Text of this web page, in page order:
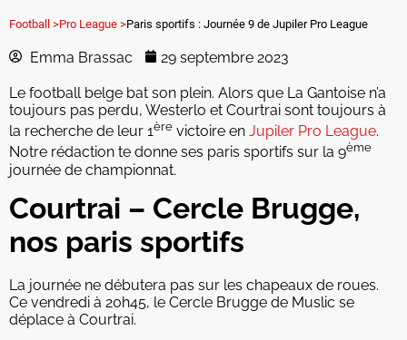
Football >Pro League >Paris sportifs : Journée 9 de Jupiler Pro League
Emma Brassac 29 septembre 2023
Le football belge bat son plein. Alors que La Gantoise n’a
toujours pas perdu, Westerlo et Courtrai sont toujours à
la recherche de leur 1ère victoire en Jupiler Pro League.
Notre rédaction te donne ses paris sportifs sur la 9ème
journée de championnat.
Courtrai – Cercle Brugge,
nos paris sportifs
La journée ne débutera pas sur les chapeaux de roues.
Ce vendredi à 20h45, le Cercle Brugge de Muslic se
déplace à Courtrai.